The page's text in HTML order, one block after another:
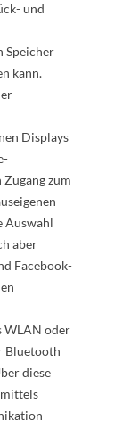
und
Speicher
kann.
Displays
zum
Auswahl
aber
Facebook-
WLAN oder
Bluetooth
diese